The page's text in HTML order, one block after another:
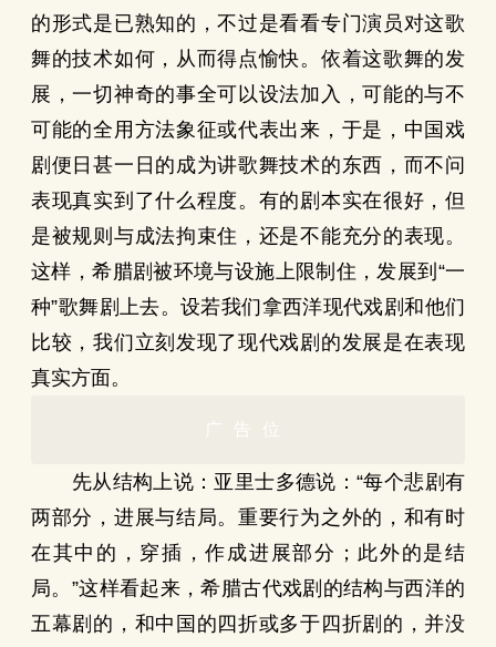
的形式是已熟知的，不过是看看专门演员对这歌
舞的技术如何，从而得点愉快。依着这歌舞的发
展，一切神奇的事全可以设法加入，可能的与不
可能的全用方法象征或代表出来，于是，中国戏
剧便日甚一日的成为讲歌舞技术的东西，而不问
表现真实到了什么程度。有的剧本实在很好，但
是被规则与成法拘束住，还是不能充分的表现。
这样，希腊剧被环境与设施上限制住，发展到“一
种”歌舞剧上去。设若我们拿西洋现代戏剧和他们
比较，我们立刻发现了现代戏剧的发展是在表现
真实方面。
广告位
先从结构上说：亚里士多德说：“每个悲剧有
两部分，进展与结局。重要行为之外的，和有时
在其中的，穿插，作成进展部分；此外的是结
局。”这样看起来，希腊古代戏剧的结构与西洋的
五幕剧的，和中国的四折或多于四折剧的，并没